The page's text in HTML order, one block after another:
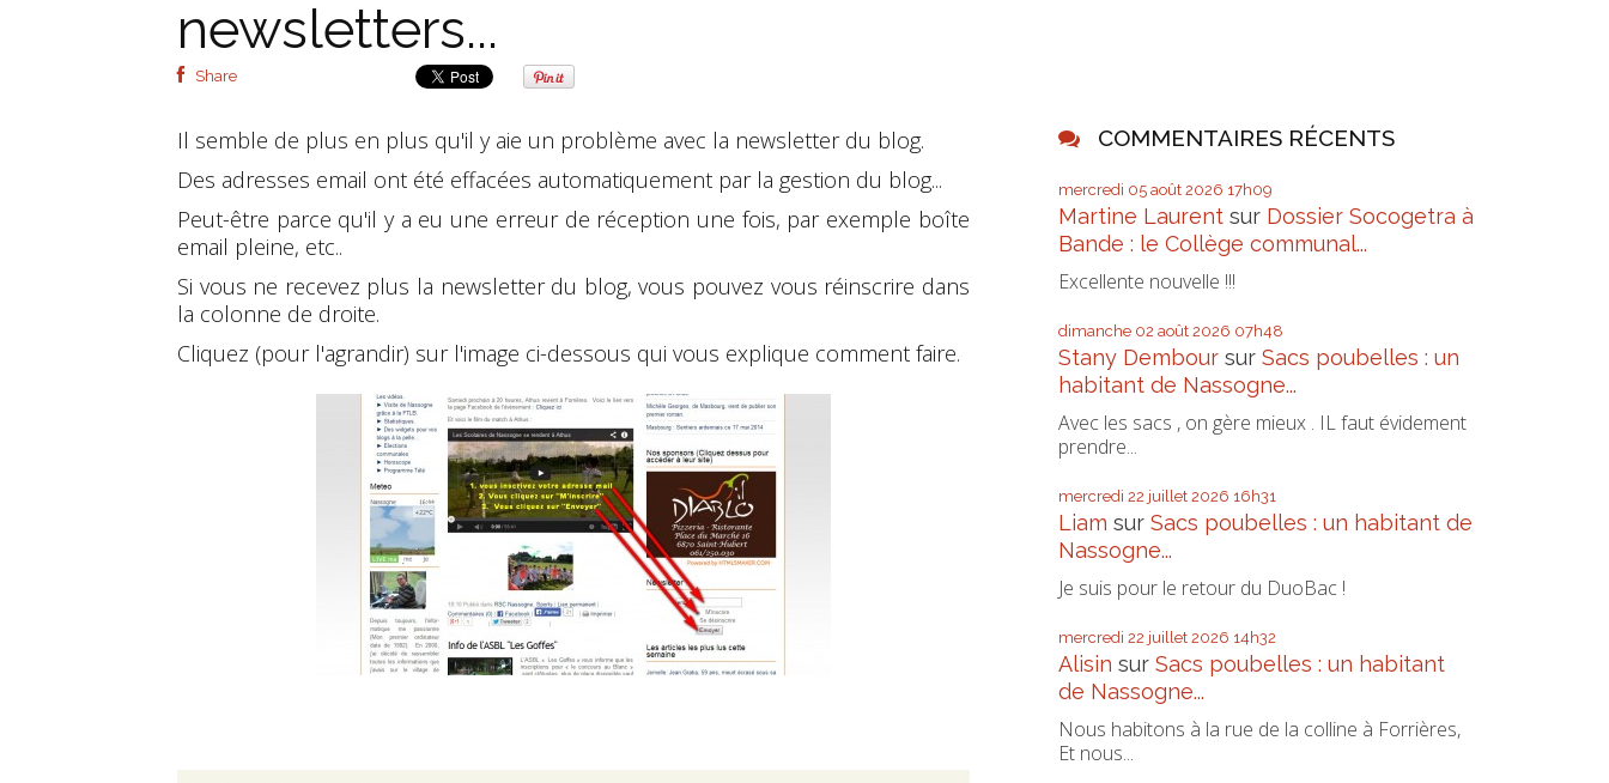
newsletters...
Share
Il semble de plus en plus qu'il y aie un problème avec la newsletter du blog.
Des adresses email ont été effacées automatiquement par la gestion du blog...
Peut-être parce qu'il y a eu une erreur de réception une fois, par exemple boîte
email pleine, etc..
Si vous ne recevez plus la newsletter du blog, vous pouvez vous réinscrire dans
la colonne de droite.
Cliquez (pour l'agrandir) sur l'image ci-dessous qui vous explique comment faire.
COMMENTAIRES RÉCENTS
mercredi 05 août 2026 17h09
Martine Laurent sur Dossier Socogetra à
Bande : le Collège communal...
Excellente nouvelle !!!
dimanche 02 août 2026 07h48
Stany Dembour surSacs poubelles : un
habitant de Nassogne...
Avec les sacs , on gère mieux . IL faut évidement
prendre...
mercredi 22 juillet 2026 16h31
Liam surSacs poubelles : un habitant de
Nassogne...
Je suis pour le retour du DuoBac !
mercredi 22 juillet 2026 14h32
Alisin surSacs poubelles : un habitant
de Nassogne...
Nous habitons à la rue de la colline à Forrières,
Et nous...